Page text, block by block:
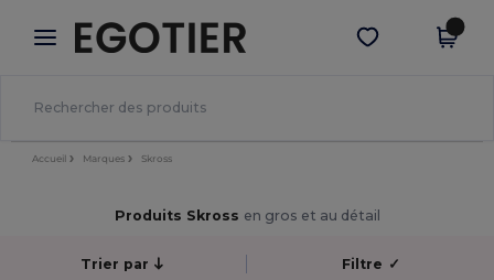
× Appli Egotier
Meilleurs prix sur l’app !
Obtenir l'appli
Accueil Marques Skross
Produits Skross en gros et au détail
Trier par Filtre ✓